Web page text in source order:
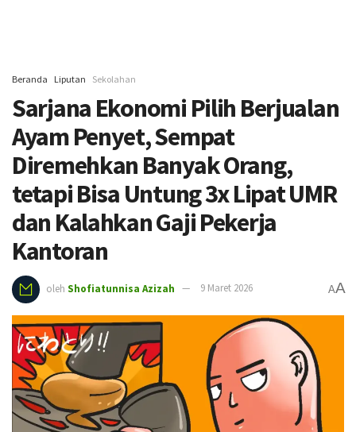
Beranda Liputan Sekolahan
Sarjana Ekonomi Pilih Berjualan
Ayam Penyet, Sempat
Diremehkan Banyak Orang,
tetapi Bisa Untung 3x Lipat UMR
dan Kalahkan Gaji Pekerja
Kantoran
oleh Shofiatunnisa Azizah 9 Maret 2026 AA